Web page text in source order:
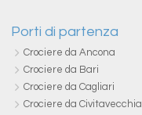
Porti di partenza
Crociere da Ancona
Crociere da Bari
Crociere da Cagliari
Crociere da Civitavecchia